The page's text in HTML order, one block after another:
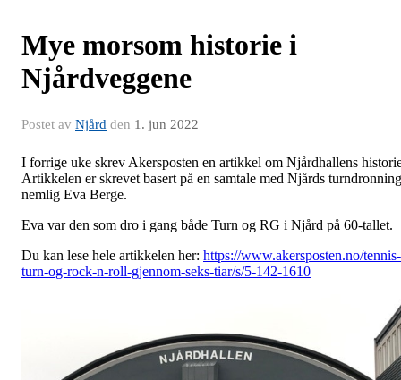
Mye morsom historie i
Njårdveggene
Postet av Njård den 1. jun 2022
I forrige uke skrev Akersposten en artikkel om Njårdhallens
Artikkelen er skrevet basert på en samtale med Njårds
nemlig Eva Berge.
Eva var den som dro i gang både Turn og RG i Njård på 60-tallet.
Du kan lese hele artikkelen her: https://www.akersposten.no/tennis-
turn-og-rock-n-roll-gjennom-seks-tiar/s/5-142-1610